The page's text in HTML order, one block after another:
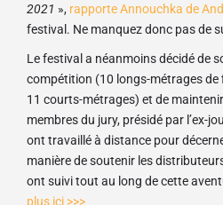
2021 », rapporte Annouchka de
festival. Ne manquez donc pas de
Le festival a néanmoins décidé de
compétition (10 longs-métrages
11 courts-métrages) et de
membres du jury, présidé par l’ex-
ont travaillé à distance pour
manière de soutenir les
ont suivi tout au long de cette
plus ici >>>